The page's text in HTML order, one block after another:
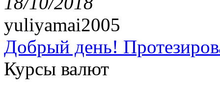
yuliyamai2005
Добрый день!
Курсы валют